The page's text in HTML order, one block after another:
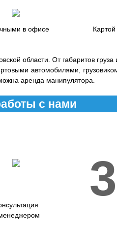
в офисе
области. От габаритов груза
автомобилями,
аренда манипулятора.
с нами
3